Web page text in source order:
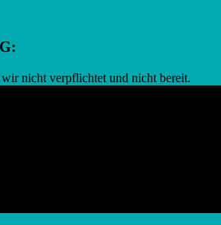
nicht verpflichtet und nicht bereit.